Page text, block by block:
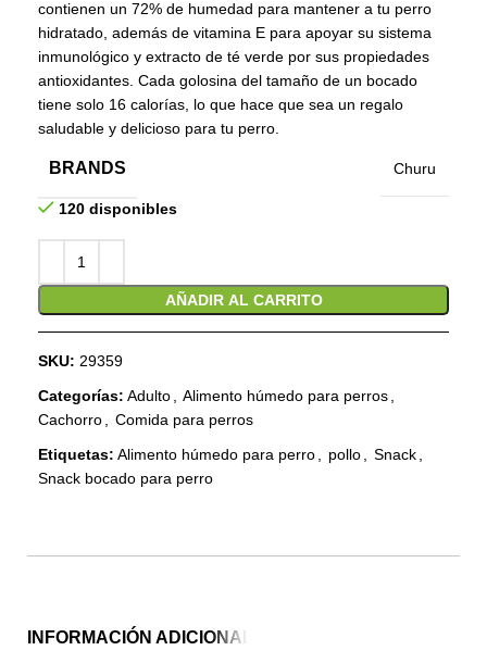
contienen un 72% de humedad para mantener a tu perro
hidratado, además de vitamina E para apoyar su sistema
inmunológico y extracto de té verde por sus propiedades
antioxidantes. Cada golosina del tamaño de un bocado
tiene solo 16 calorías, lo que hace que sea un regalo
saludable y delicioso para tu perro.
BRANDS Churu
120 disponibles
AÑADIR AL CARRITO
SKU: 29359
Categorías: Adulto Alimento húmedo para perros
Cachorro
Comida para perros
Etiquetas: Alimento húmedo para perro pollo Snack
Snack bocado para perro
INFORMACIÓN ADICIONAL